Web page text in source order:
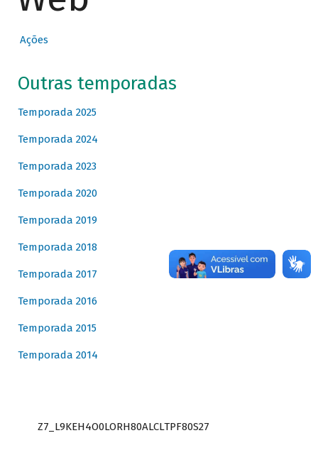
Ações
Outras temporadas
Temporada 2025
Temporada 2024
Temporada 2023
Temporada 2020
Temporada 2019
Temporada 2018
Temporada 2017
Temporada 2016
Temporada 2015
Temporada 2014
Z7_L9KEH4O0LORH80ALCLTPF80S27